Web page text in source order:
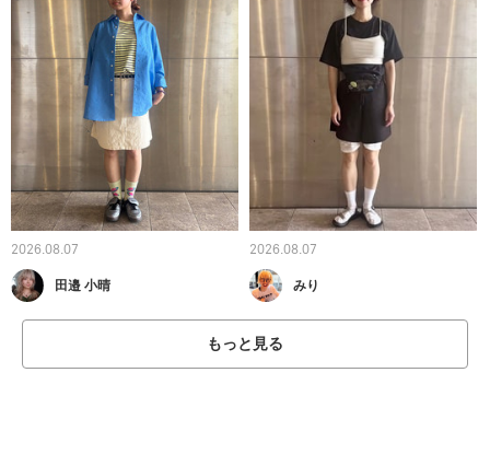
2026.08.07
田邉 小晴
2026.08.07
みり
もっと見る